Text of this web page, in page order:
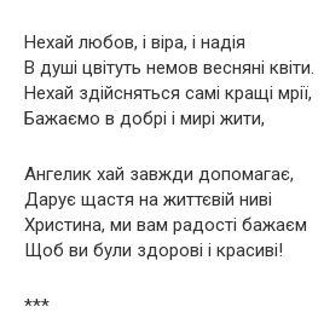
Нехай любов, і віра, і надія
В душі цвітуть немов весняні квіти.
Нехай здійсняться самі кращі мрії,
Бажаємо в добрі і мирі жити,
Ангелик хай завжди допомагає,
Дарує щастя на життєвій ниві
Христина, ми вам радості бажаєм
Щоб ви були здорові і красиві!
***